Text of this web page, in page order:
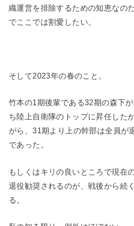
織運営を排除するための知恵なの
でここでは割愛したい。
そして2023年の春のこと。
竹本の1期後輩である32期の森下
ち陸上自衛隊のトップに昇任した
がら、31期より上の幹部は全員が
であった。
もしくはキリの良いところで現在
退役勧奨されるのが、戦後から続
る。